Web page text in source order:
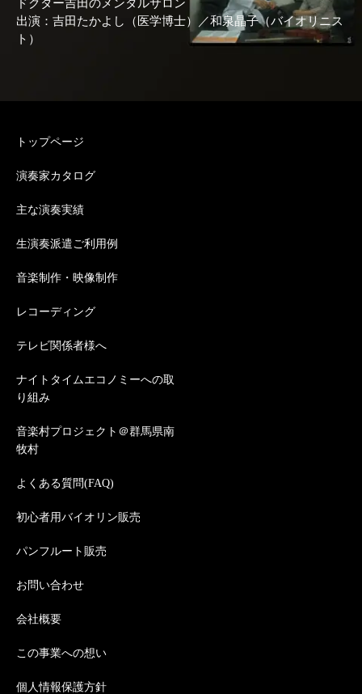
ドクター吉田のメンタルサロン
出演：吉田たかよし（医学博士）／和泉晶子（バイオリニス
ト）
トップページ
演奏家カタログ
主な演奏実績
生演奏派遣ご利用例
音楽制作・映像制作
レコーディング
テレビ関係者様へ
ナイトタイムエコノミーへの取
り組み
音楽村プロジェクト＠群馬県南
牧村
よくある質問(FAQ)
初心者用バイオリン販売
パンフルート販売
お問い合わせ
会社概要
この事業への想い
個人情報保護方針